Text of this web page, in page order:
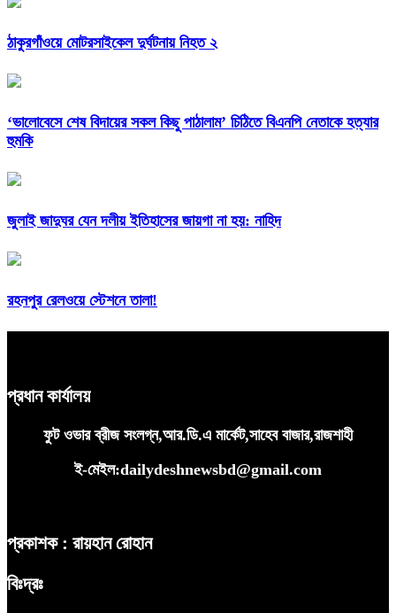
ঠাকুরগাঁওয়ে মোটরসাইকেল দুর্ঘটনায় নিহত ২
‘ভালোবেসে শেষ বিদায়ের সকল কিছু পাঠালাম’ চিঠিতে বিএনপি নেতাকে হত্যার
হুমকি
জুলাই জাদুঘর যেন দলীয় ইতিহাসের জায়গা না হয়: নাহিদ
রহনপুর রেলওয়ে স্টেশনে তালা!
প্রধান কার্যালয়
ফুট ওভার ব্রীজ সংলগ্ন,আর.ডি.এ মার্কেট,সাহেব বাজার,রাজশাহী
ই-মেইল:dailydeshnewsbd@gmail.com
প্রকাশক : রায়হান রোহান
বিঃদ্রঃ